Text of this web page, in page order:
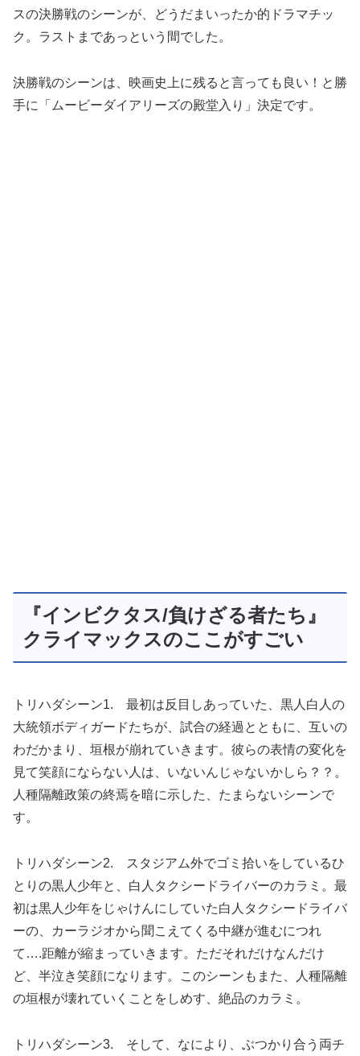
スの決勝戦のシーンが、どうだまいったか的ドラマチッ
ク。ラストまであっという間でした。
決勝戦のシーンは、映画史上に残ると言っても良い！と勝
手に「ムービーダイアリーズの殿堂入り」決定です。
『インビクタス/負けざる者たち』
クライマックスのここがすごい
トリハダシーン1. 最初は反目しあっていた、黒人白人の
大統領ボディガードたちが、試合の経過とともに、互いの
わだかまり、垣根が崩れていきます。彼らの表情の変化を
見て笑顔にならない人は、いないんじゃないかしら？？。
人種隔離政策の終焉を暗に示した、たまらないシーンで
す。
トリハダシーン2.
スタジアム外でゴミ拾いをしているひ
とりの黒人少年と、白人タクシードライバーのカラミ。最
初は黒人少年をじゃけんにしていた白人タクシードライバ
ーの、カーラジオから聞こえてくる中継が進むにつれ
て….距離が縮まっていきます。ただそれだけなんだけ
ど、半泣き笑顔になります。このシーンもまた、人種隔離
の垣根が壊れていくことをしめす、絶品のカラミ。
トリハダシーン3. そして、なにより、ぶつかり合う両チ